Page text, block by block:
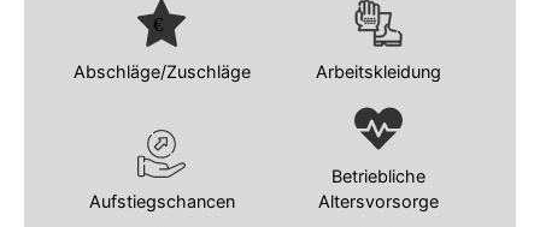
Abschläge/Zuschläge Arbeitskleidung
Aufstiegschancen
Betriebliche
Altersvorsorge